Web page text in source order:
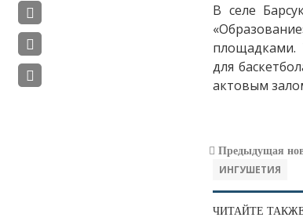
В селе
площадками.
для
актовым
Предыдущая
ИНГУШЕТИЯ
ЧИТАЙТЕ